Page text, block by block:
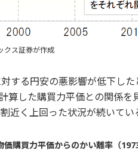
クス証券が作成
する円安の悪影響が低下し
算した購買力平価との関係
近く上回った状況が続いてい
購買力平価からのかい離率（